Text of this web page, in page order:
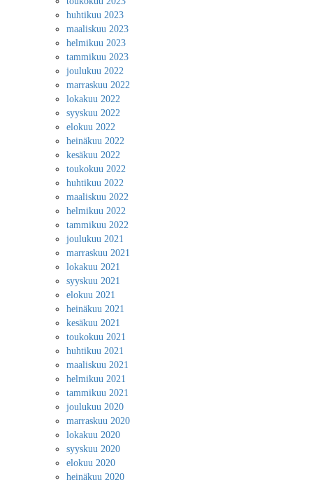
huhtikuu 2023
maaliskuu 2023
helmikuu 2023
tammikuu 2023
joulukuu 2022
marraskuu 2022
lokakuu 2022
syyskuu 2022
elokuu 2022
heinäkuu 2022
kesäkuu 2022
toukokuu 2022
huhtikuu 2022
maaliskuu 2022
helmikuu 2022
tammikuu 2022
joulukuu 2021
marraskuu 2021
lokakuu 2021
syyskuu 2021
elokuu 2021
heinäkuu 2021
kesäkuu 2021
toukokuu 2021
huhtikuu 2021
maaliskuu 2021
helmikuu 2021
tammikuu 2021
joulukuu 2020
marraskuu 2020
lokakuu 2020
syyskuu 2020
elokuu 2020
heinäkuu 2020